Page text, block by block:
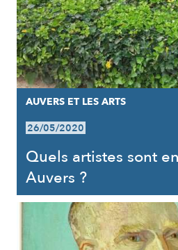
AUVERS ET LES ARTS
26/05/2020
Quels artistes sont
Auvers ?